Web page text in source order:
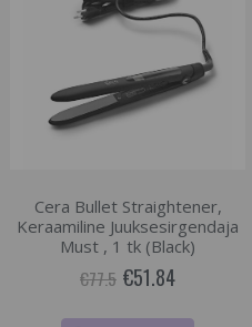
Cera Bullet Straightener,
Keraamiline Juuksesirgendaja
Must , 1 tk (Black)
€77.5 €51.84